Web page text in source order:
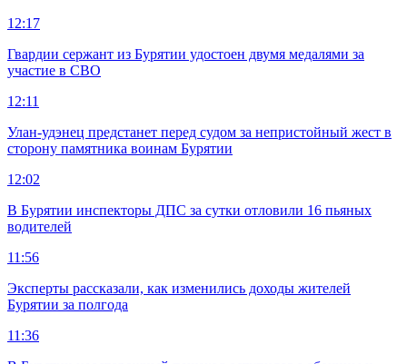
12:17
Гвардии сержант из Бурятии удостоен двумя медалями за
участие в СВО
12:11
Улан-удэнец предстанет перед судом за непристойный жест в
сторону памятника воинам Бурятии
12:02
В Бурятии инспекторы ДПС за сутки отловили 16 пьяных
водителей
11:56
Эксперты рассказали, как изменились доходы жителей
Бурятии за полгода
11:36